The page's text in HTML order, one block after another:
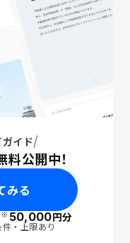
イド
公開中！
みる
※50,000円分
・上限あり